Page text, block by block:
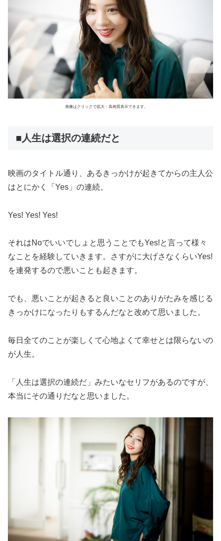
画像はクリックで拡大・高画質表示できます。
■人生は選択の連続だと
映画のタイトル通り、あるきっかけが起きてからの主人公
はとにかく「Yes」の連続。
Yes! Yes! Yes!
それはNoでいいでしょと思うことでもYes!と言って様々
なことを経験していきます。さすがに大げさなくらいYes!
を連発するので悪いことも起きます。
でも、悪いことが起きると良いことのありがたみを感じる
きっかけになったりもするんだなと改めて思いました。
毎日全てのことが楽しくて心地よくて幸せとは限らないの
が人生。
「人生は選択の連続だ」みたいなセリフがあるのですが、
本当にその通りだなと思いました。